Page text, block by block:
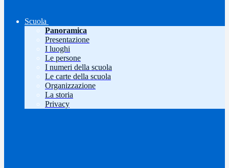
Scuola
Panoramica
Presentazione
I luoghi
Le persone
I numeri della scuola
Le carte della scuola
Organizzazione
La storia
Privacy